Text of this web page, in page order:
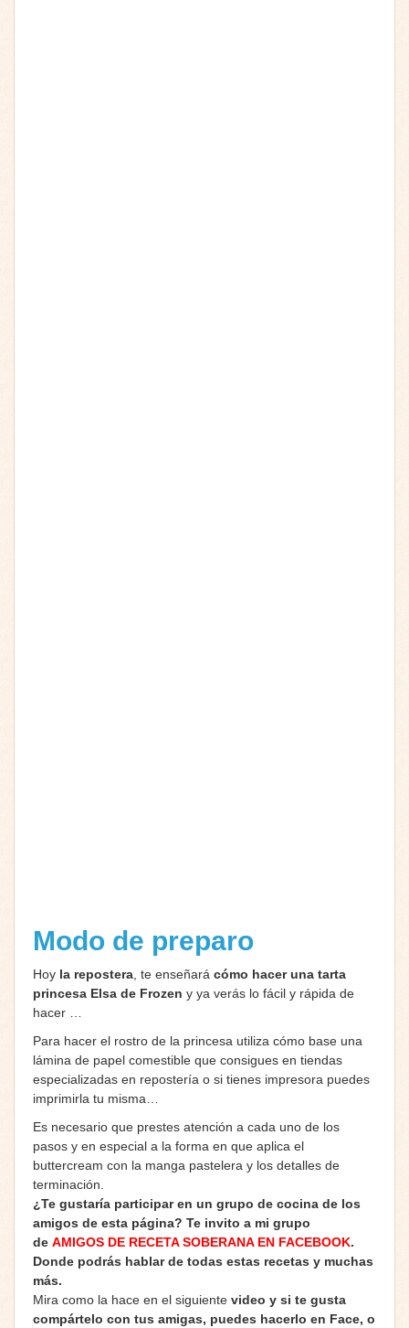
Modo de preparo
Hoy la repostera , te enseñará cómo hacer una tarta
princesa Elsa de Frozen y ya verás lo fácil y rápida de
hacer …
Para hacer el rostro de la princesa utiliza cómo base una
lámina de papel comestible que consigues en tiendas
especializadas en repostería o si tienes impresora puedes
imprimirla tu misma…
Es necesario que prestes atención a cada uno de los
pasos y en especial a la forma en que aplica el
buttercream con la manga pastelera y los detalles de
terminación.
¿Te gustaría participar en un grupo de cocina de los
amigos de esta página? Te invito a mi grupo
de AMIGOS DE RECETA SOBERANA EN FACEBOOK.
Donde podrás hablar de todas estas recetas y muchas
más.
Mira como la hace en el siguiente video y si te gusta
compártelo con tus amigas, puedes hacerlo en Face, o